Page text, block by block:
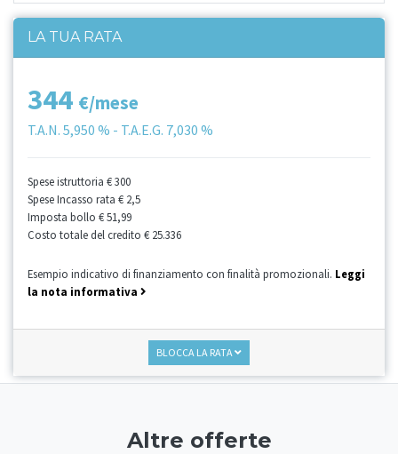
LA TUA RATA
344 €/mese
T.A.N. 5,950 % - T.A.E.G. 7,030 %
Spese istruttoria € 300
Spese Incasso rata € 2,5
Imposta bollo € 51,99
Costo totale del credito € 25.336
Esempio indicativo di finanziamento con finalità promozionali. Leggi
la nota informativa
BLOCCA LA RATA
Altre offerte